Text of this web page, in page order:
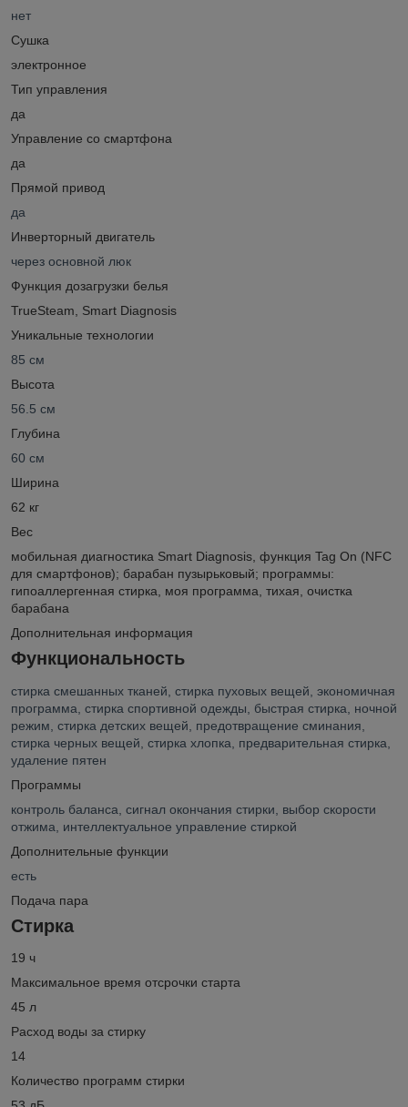
нет
Сушка
электронное
Тип управления
да
Управление со смартфона
да
Прямой привод
да
Инверторный двигатель
через основной люк
Функция дозагрузки белья
TrueSteam, Smart Diagnosis
Уникальные технологии
85 см
Высота
56.5 см
Глубина
60 см
Ширина
62 кг
Вес
мобильная диагностика Smart Diagnosis, функция Tag On (NFC
для смартфонов); барабан пузырьковый; программы:
гипоаллергенная стирка, моя программа, тихая, очистка
барабана
Дополнительная информация
Функциональность
стирка смешанных тканей, стирка пуховых вещей, экономичная
программа, стирка спортивной одежды, быстрая стирка, ночной
режим, стирка детских вещей, предотвращение сминания,
стирка черных вещей, стирка хлопка, предварительная стирка,
удаление пятен
Программы
контроль баланса, сигнал окончания стирки, выбор скорости
отжима, интеллектуальное управление стиркой
Дополнительные функции
есть
Подача пара
Стирка
19 ч
Максимальное время отсрочки старта
45 л
Расход воды за стирку
14
Количество программ стирки